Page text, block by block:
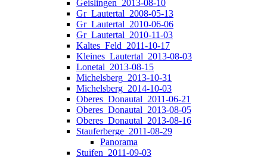
Geislingen_2013-08-10
Gr_Lautertal_2008-05-13
Gr_Lautertal_2010-06-06
Gr_Lautertal_2010-11-03
Kaltes_Feld_2011-10-17
Kleines_Lautertal_2013-08-03
Lonetal_2013-08-15
Michelsberg_2013-10-31
Michelsberg_2014-10-03
Oberes_Donautal_2011-06-21
Oberes_Donautal_2013-08-05
Oberes_Donautal_2013-08-16
Stauferberge_2011-08-29
Panorama
Stuifen_2011-09-03